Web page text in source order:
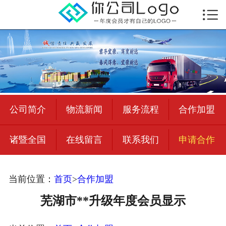
 首页
公司简介
物流新闻
绍兴至全国
合作加盟
宜荣智联

公司简介 物流新闻 服务流程 合作加盟
诸暨全国 在线留言 联系我们 申请合作
当前位置： 首页>合作加盟
芜湖市**升级年度会员显示